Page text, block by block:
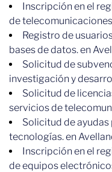
Inscripción en el
de
Registro de
bases de datos. en
Solicitud de
investigación y
Solicitud de
servicios de
Solicitud de
tecnologías. en
Inscripción en el
de equipos